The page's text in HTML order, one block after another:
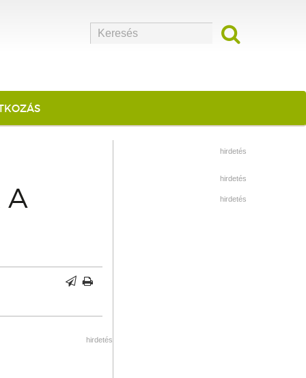
A
hirdetés
hirdetés
hirdetés
hirdetés